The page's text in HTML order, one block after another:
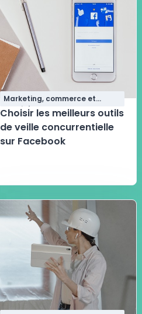
Marketing, commerce et
qualité
Choisir les meilleurs outils
de veille concurrentielle
sur Facebook